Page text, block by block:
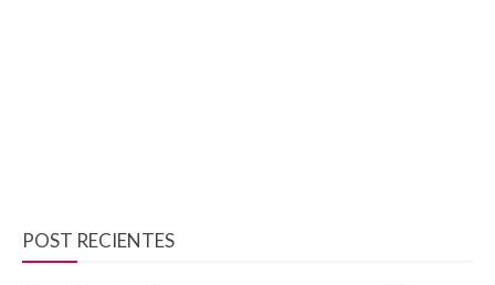
POST RECIENTES